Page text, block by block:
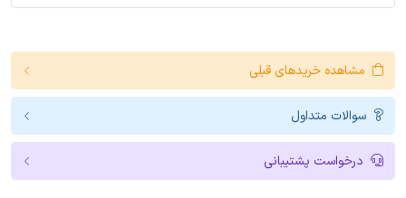
مشاهده خریدهای قبلی
سوالات متداول
درخواست پشتیبانی